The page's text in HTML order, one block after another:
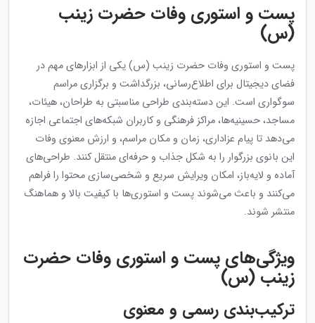
پست و استوری وفات حضرت زینب
(س)
پست و استوری وفات حضرت زینب (س) یکی از ابزارهای مهم در
فضای دیجیتال برای اطلاع‌رسانی، بزرگداشت و برگزاری مراسم
سوگواری است. این دسته‌بندی طراحی مناسبتی به طراحان، هیئات،
مساجد، حسینیه‌ها، مراکز فرهنگی و کاربران شبکه‌های اجتماعی اجازه
می‌دهد تا پیام عزاداری، زمان و مکان مراسم، و ارزش معنوی وفات
این بانوی بزرگوار را به شکل جذاب و حرفه‌ای منتقل کنند. طراحی‌های
آماده و لایه‌باز، امکان ویرایش سریع و شخصی‌سازی محتوا را فراهم
می‌کنند و باعث می‌شوند پست و استوری‌ها با کیفیت بالا و هماهنگ
منتشر شوند.
ویژگی‌های پست و استوری وفات حضرت
زینب (س)
ترکیب‌بندی رسمی و معنوی